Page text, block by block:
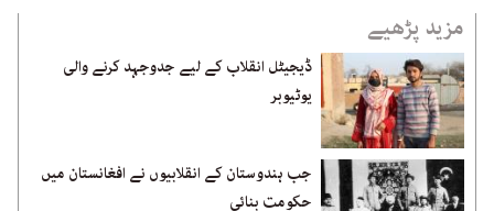
مزید پڑھیے
ڈیجیٹل انقلاب کے لیے جدوجہد کرنے والی
یوٹیوبر
جب ہندوستان کے انقلابیوں نے افغانستان میں
حکومت بنائی